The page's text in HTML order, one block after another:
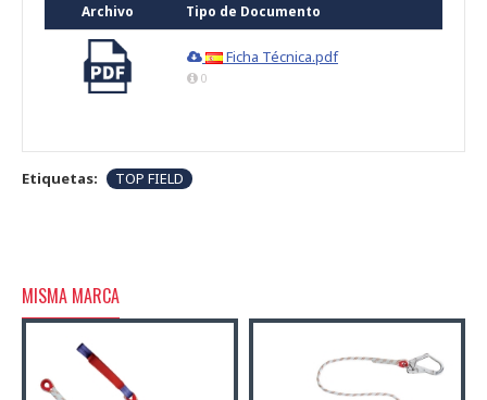
Archivo Tipo de Documento
Ficha Técnica.pdf
0
Etiquetas: TOP FIELD
MISMA MARCA